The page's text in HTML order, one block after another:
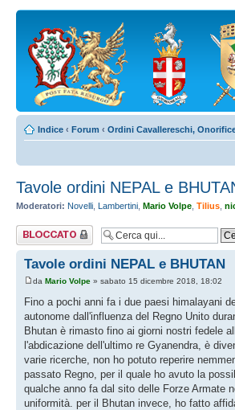
Indice ‹ Forum ‹ Ordini Cavallereschi,
Tavole ordini NEPAL e
Moderatori: Novelli Lambertini Mario Volpe Tilius
Argomento
bloccato
Tavole ordini NEPAL e BHUTAN
da Mario Volpe » sabato 15 dicembre 2018, 18:02
Fino a pochi anni fa i due paesi himalayani
autonome dall'influenza del Regno Unito
Bhutan è rimasto fino ai giorni nostri fedele
l'abdicazione dell'ultimo re Gyanendra, è
varie ricerche, non ho potuto reperire
passato Regno, per il quale ho avuto la
qualche anno fa dal sito delle Forze Armate
uniformità. per il Bhutan invece, ho fatto